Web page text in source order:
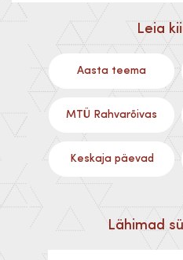
Leia
Aasta teema
MTÜ Rahvarõivas
Keskaja päevad
Lähimad